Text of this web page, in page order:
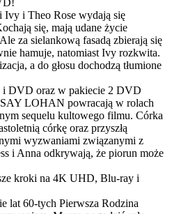
Ivy i Theo Rose wydają się
się, mają udane życie
za sielankową fasadą zbierają się
hamuje, natomiast Ivy rozkwita.
a do głosu dochodzą tłumione
i DVD oraz w pakiecie 2 DVD
LOHAN powracają w rolach
sequelu kultowego filmu. Córka
córkę oraz przyszłą
wyzwaniami związanymi z
i Anna odkrywają, że piorun może
kroki na 4K UHD, Blu-ray i
lat 60-tych Pierwsza Rodzina